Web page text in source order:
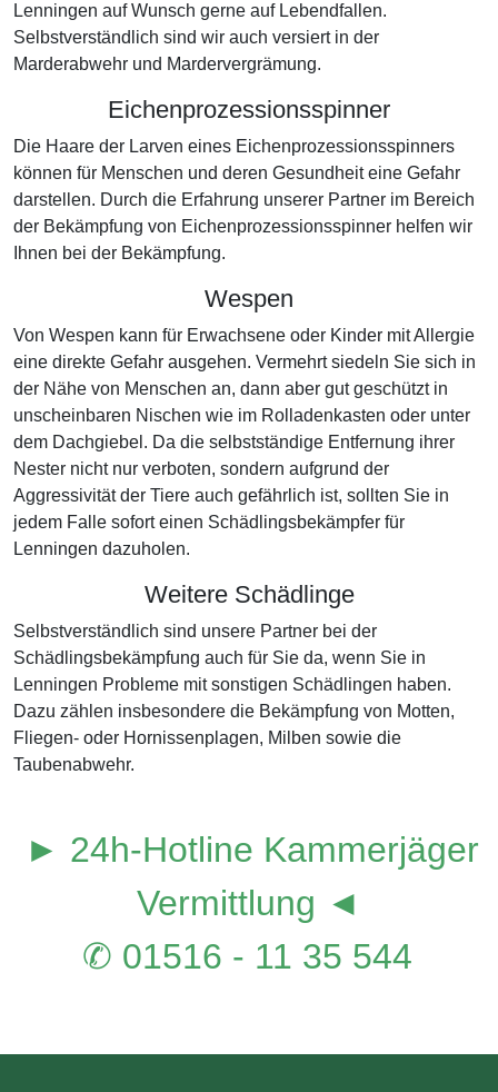
Lenningen auf Wunsch gerne auf Lebendfallen.
Selbstverständlich sind wir auch versiert in der
Marderabwehr und Mardervergrämung.
Eichenprozessionsspinner
Die Haare der Larven eines Eichenprozessionsspinners
können für Menschen und deren Gesundheit eine Gefahr
darstellen. Durch die Erfahrung unserer Partner im Bereich
der Bekämpfung von Eichenprozessionsspinner helfen wir
Ihnen bei der Bekämpfung.
Wespen
Von Wespen kann für Erwachsene oder Kinder mit Allergie
eine direkte Gefahr ausgehen. Vermehrt siedeln Sie sich in
der Nähe von Menschen an, dann aber gut geschützt in
unscheinbaren Nischen wie im Rolladenkasten oder unter
dem Dachgiebel. Da die selbstständige Entfernung ihrer
Nester nicht nur verboten, sondern aufgrund der
Aggressivität der Tiere auch gefährlich ist, sollten Sie in
jedem Falle sofort einen Schädlingsbekämpfer für
Lenningen dazuholen.
Weitere Schädlinge
Selbstverständlich sind unsere Partner bei der
Schädlingsbekämpfung auch für Sie da, wenn Sie in
Lenningen Probleme mit sonstigen Schädlingen haben.
Dazu zählen insbesondere die Bekämpfung von Motten,
Fliegen- oder Hornissenplagen, Milben sowie die
Taubenabwehr.
► 24h-Hotline Kammerjäger
Vermittlung ◄
✆ 01516 - 11 35 544